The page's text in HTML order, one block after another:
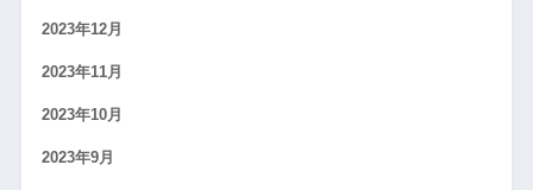
2023年12月
2023年11月
2023年10月
2023年9月